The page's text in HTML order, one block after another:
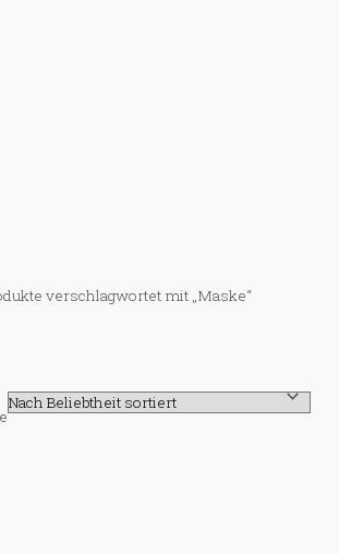
verschlagwortet mit „Maske“